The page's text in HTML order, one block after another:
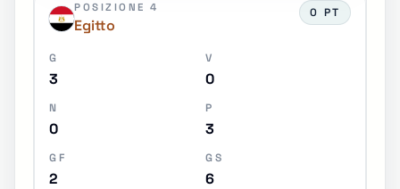
POSIZIONE 4
Egitto
0 PT
G
3
V
0
N
0
P
3
GF
2
GS
6